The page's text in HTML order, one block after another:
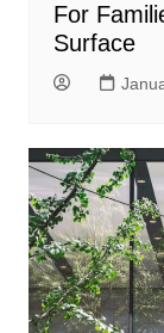
For
Surface